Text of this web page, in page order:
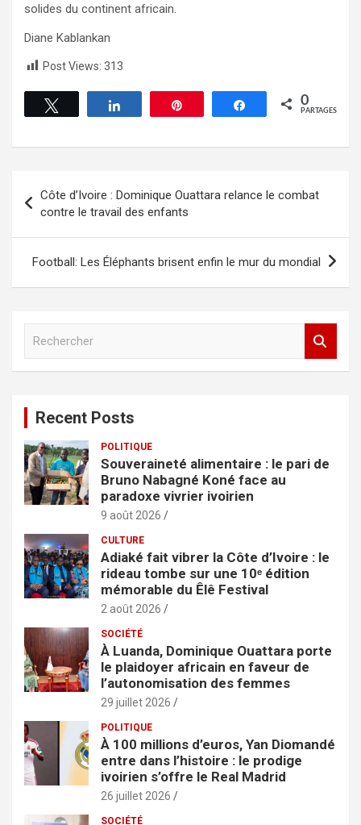
solides du continent africain.
Diane Kablankan
Post Views: 313
Partagez Partagez 0
PARTAGES
Côte d’Ivoire : Dominique Ouattara relance le combat
contre le travail des enfants
Football: Les Éléphants brisent enfin le mur du mondial
c
h
e
r
Recent Posts
POLITIQUE
Souveraineté alimentaire : le pari de
Bruno Nabagné Koné face au
paradoxe vivrier ivoirien
9 août 2026
CULTURE
Adiaké fait vibrer la Côte d’Ivoire : le
rideau tombe sur une 10ᵉ édition
mémorable du Êlê Festival
2 août 2026
SOCIÉTÉ
À Luanda, Dominique Ouattara porte
le plaidoyer africain en faveur de
l’autonomisation des femmes
29 juillet 2026
POLITIQUE
À 100 millions d’euros, Yan Diomandé
entre dans l’histoire : le prodige
ivoirien s’offre le Real Madrid
26 juillet 2026
SOCIÉTÉ